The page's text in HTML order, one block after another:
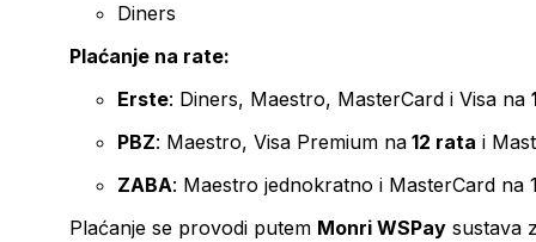
Diners
Plaćanje na rate:
Erste: Diners, Maestro, MasterCard i Visa na
PBZ: Maestro, Visa Premium na 12 rata i
ZABA: Maestro jednokratno i MasterCard na
Plaćanje se provodi putem Monri WSPay sustava